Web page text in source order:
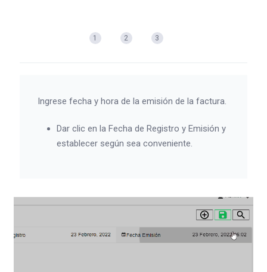
1 2 3
Ingrese fecha y hora de la emisión de la factura.
Dar clic en la Fecha de Registro y Emisión y
establecer según sea conveniente.